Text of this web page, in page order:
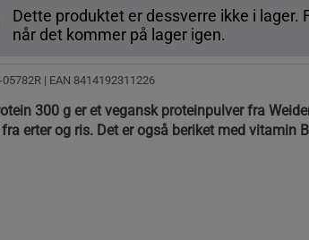
Dette produktet er dessverre ikke i lager.
når det kommer på lager igen.
| EAN 8414192311226
300 g er et vegansk proteinpulver fra
erter og ris. Det er også beriket med vitamin